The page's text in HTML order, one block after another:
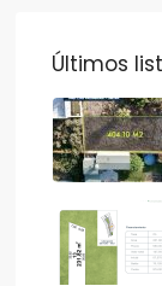
Últimos